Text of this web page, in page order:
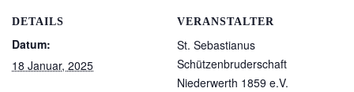
DETAILS
Datum:
18 Januar, 2025
VERANSTALTER
St. Sebastianus
Schützenbruderschaft
Niederwerth 1859 e.V.